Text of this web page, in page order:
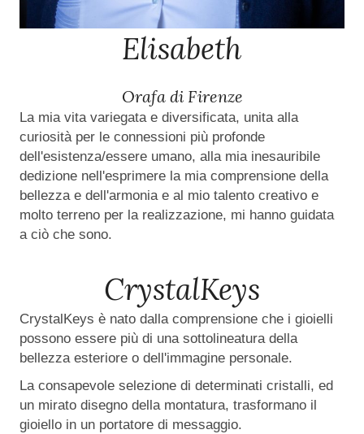
Elisabeth
Orafa di Firenze
La mia vita variegata e diversificata, unita alla
curiosità per le connessioni più profonde
dell'esistenza/essere umano, alla mia inesauribile
dedizione nell'esprimere la mia comprensione della
bellezza e dell'armonia e al mio talento creativo e
molto terreno per la realizzazione, mi hanno guidata
a ciò che sono.
CrystalKeys
CrystalKeys è nato dalla comprensione che i gioielli
possono essere più di una sottolineatura della
bellezza esteriore o dell'immagine personale.
La consapevole selezione di determinati cristalli, ed
un mirato disegno della montatura, trasformano il
gioiello in un portatore di messaggio.